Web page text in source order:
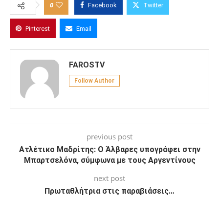
0 Facebook Twitter
Pinterest Email
FAROSTV
Follow Author
previous post
Ατλέτικο Μαδρίτης: Ο Άλβαρες υπογράφει στην
Μπαρτσελόνα, σύμφωνα με τους Αργεντίνους
next post
Πρωταθλήτρια στις παραβιάσεις…